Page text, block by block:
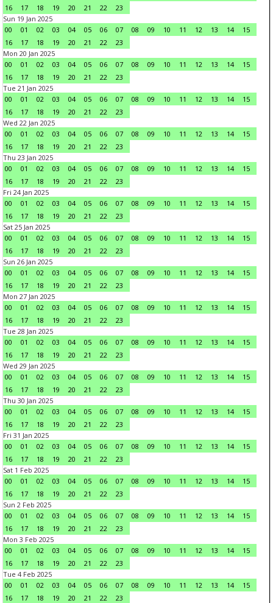
16
17 18 19 20 21 22
23
Sun 19 Jan 2025
00
01 02 03 04 05 06 07 08 09 10 11 12 13 14
15
16
17 18 19 20 21 22
23
Mon 20 Jan 2025
00
01 02 03 04 05 06 07 08 09 10 11 12 13 14
15
16
17 18 19 20 21 22
23
Tue 21 Jan 2025
00
01 02 03 04 05 06 07 08 09 10 11 12 13 14
15
16
17 18 19 20 21 22
23
Wed 22 Jan 2025
00
01 02 03 04 05 06 07 08 09 10 11 12 13 14
15
16
17 18 19 20 21 22
23
Thu 23 Jan 2025
00
01 02 03 04 05 06 07 08 09 10 11 12 13 14
15
16
17 18 19 20 21 22
23
Fri 24 Jan 2025
00
01 02 03 04 05 06 07 08 09 10 11 12 13 14
15
16
17 18 19 20 21 22
23
Sat 25 Jan 2025
00
01 02 03 04 05 06 07 08 09 10 11 12 13 14
15
16
17 18 19 20 21 22
23
Sun 26 Jan 2025
00
01 02 03 04 05 06 07 08 09 10 11 12 13 14
15
16
17 18 19 20 21 22
23
Mon 27 Jan 2025
00
01 02 03 04 05 06 07 08 09 10 11 12 13 14
15
16
17 18 19 20 21 22
23
Tue 28 Jan 2025
00
01 02 03 04 05 06 07 08 09 10 11 12 13 14
15
16
17 18 19 20 21 22
23
Wed 29 Jan 2025
00
01 02 03 04 05 06 07 08 09 10 11 12 13 14
15
16
17 18 19 20 21 22
23
Thu 30 Jan 2025
00
01 02 03 04 05 06 07 08 09 10 11 12 13 14
15
16
17 18 19 20 21 22
23
Fri 31 Jan 2025
00
01 02 03 04 05 06 07 08 09 10 11 12 13 14
15
16
17 18 19 20 21 22
23
Sat 1 Feb 2025
00
01 02 03 04 05 06 07 08 09 10 11 12 13 14
15
16
17 18 19 20 21 22
23
Sun 2 Feb 2025
00
01 02 03 04 05 06 07 08 09 10 11 12 13 14
15
16
17 18 19 20 21 22
23
Mon 3 Feb 2025
00
01 02 03 04 05 06 07 08 09 10 11 12 13 14
15
16
17 18 19 20 21 22
23
Tue 4 Feb 2025
00
01 02 03 04 05 06 07 08 09 10 11 12 13 14
15
16
17 18 19 20 21 22
23